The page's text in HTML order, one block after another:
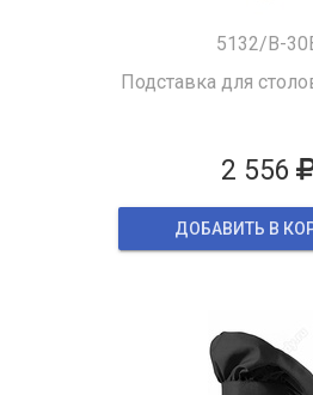
5132/B-
Подставка для
2 556
ДОБАВИТЬ В